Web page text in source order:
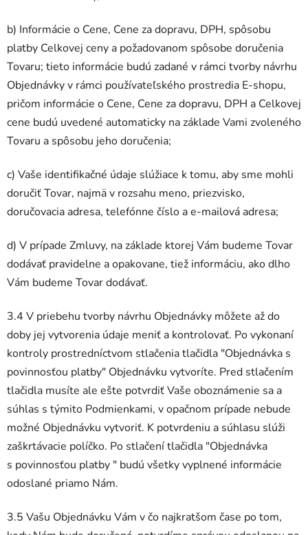
b) Informácie o Cene, Cene za dopravu, DPH, spôsobu
platby Celkovej ceny a požadovanom spôsobe doručenia
Tovaru; tieto informácie budú zadané v rámci tvorby návrhu
Objednávky v rámci používateľského prostredia E-shopu,
pričom informácie o Cene, Cene za dopravu, DPH a Celkovej
cene budú uvedené automaticky na základe Vami zvoleného
Tovaru a spôsobu jeho doručenia;
c) Vaše identifikačné údaje slúžiace k tomu, aby sme mohli
doručiť Tovar, najmä v rozsahu meno, priezvisko,
doručovacia adresa, telefónne číslo a e-mailová adresa;
d) V prípade Zmluvy, na základe ktorej Vám budeme Tovar
dodávať pravidelne a opakovane, tiež informáciu, ako dlho
Vám budeme Tovar dodávať.
3.4 V priebehu tvorby návrhu Objednávky môžete až do
doby jej vytvorenia údaje meniť a kontrolovať. Po vykonaní
kontroly prostredníctvom stlačenia tlačidla "Objednávka s
povinnosťou platby" Objednávku vytvoríte. Pred stlačením
tlačidla musíte ale ešte potvrdiť Vaše oboznámenie sa a
súhlas s týmito Podmienkami, v opačnom prípade nebude
možné Objednávku vytvoriť. K potvrdeniu a súhlasu slúži
zaškrtávacie políčko. Po stlačení tlačidla "Objednávka
s povinnosťou platby " budú všetky vyplnené informácie
odoslané priamo Nám.
3.5 Vašu Objednávku Vám v čo najkratšom čase po tom,